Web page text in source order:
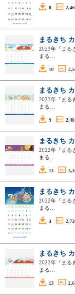
8
まるきち
2023年『ま
まる…
10
まるきち
2023年『ま
まる…
9
まるきち
2022年『ま
まる…
13
まるきち
2022年『ま
まる…
4
まるきち
2022年『ま
まる…
13